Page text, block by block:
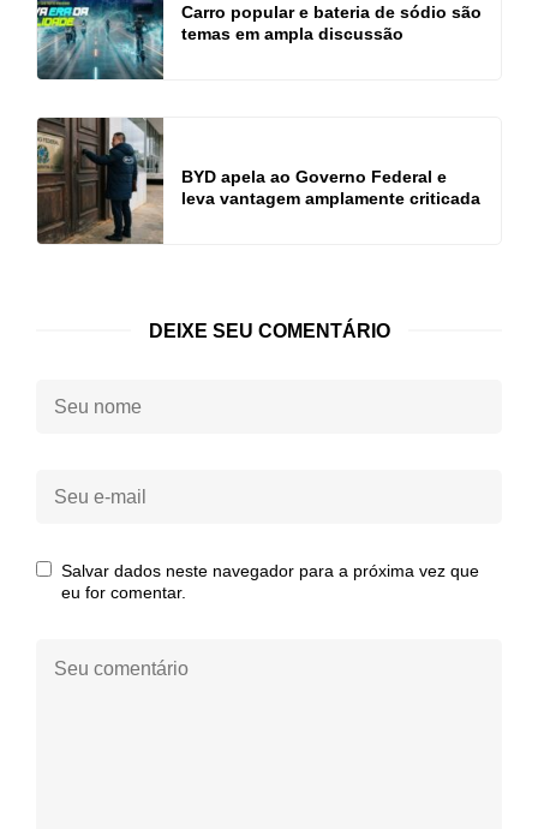
Carro popular e bateria de sódio são
temas em ampla discussão
BYD apela ao Governo Federal e
leva vantagem amplamente criticada
DEIXE SEU COMENTÁRIO
Seu
nome:
Seu
Salvar dados neste navegador para a próxima vez que
eu for comentar.
comentário: